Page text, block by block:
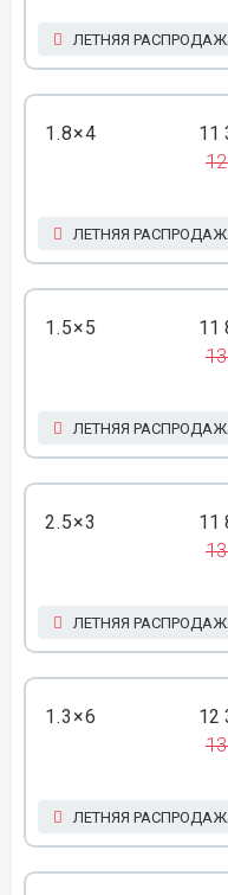
ЛЕТНЯЯ
1.8×4 11
ЛЕТНЯЯ
1.5×5 11
ЛЕТНЯЯ
2.5×3 11
ЛЕТНЯЯ
1.3×6 12
ЛЕТНЯЯ